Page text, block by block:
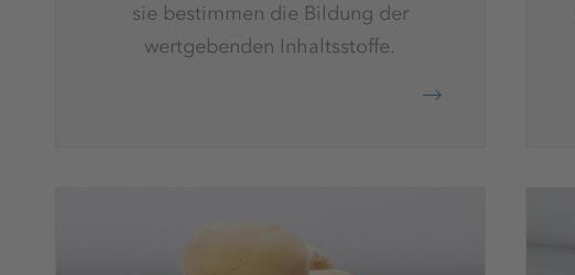
sie bestimmen die Bildung der
wertgebenden Inhaltsstoffe.